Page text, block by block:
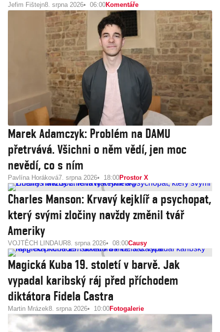
Jefim Fištejn8. srpna 2026 06:00Komentáře
Marek Adamczyk: Problém na DAMU
přetrvává. Všichni o něm vědí, jen moc
nevědí, co s ním
Pavlína Horáková7. srpna 2026 18:00Prostor X
Charles Manson: Krvavý kejklíř a psychopat,
který svými zločiny navždy změnil tvář
Ameriky
VOJTĚCH LINDAUR8. srpna 2026 08:00Causy
Magická Kuba 19. století v barvě. Jak
vypadal karibský ráj před příchodem
diktátora Fidela Castra
Martin Mrázek8. srpna 2026 10:00Fotogalerie